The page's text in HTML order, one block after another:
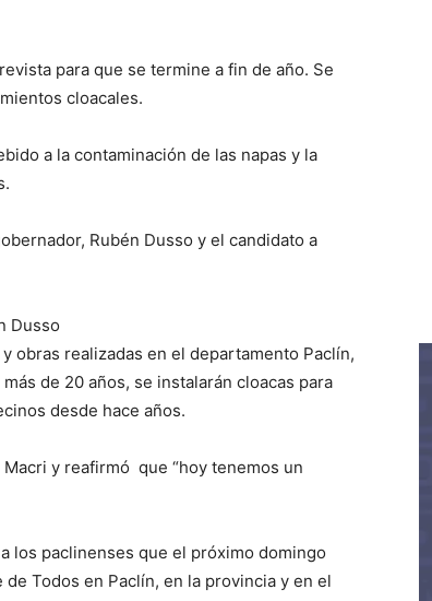
para que se termine a fin de año. Se
cloacales.
a la contaminación de las napas y la
Rubén Dusso y el candidato a
Dusso
obras realizadas en el departamento Paclín,
de 20 años, se instalarán cloacas para
desde hace años.
y reafirmó que “hoy tenemos un
los paclinenses que el próximo domingo
Todos en Paclín, en la provincia y en el